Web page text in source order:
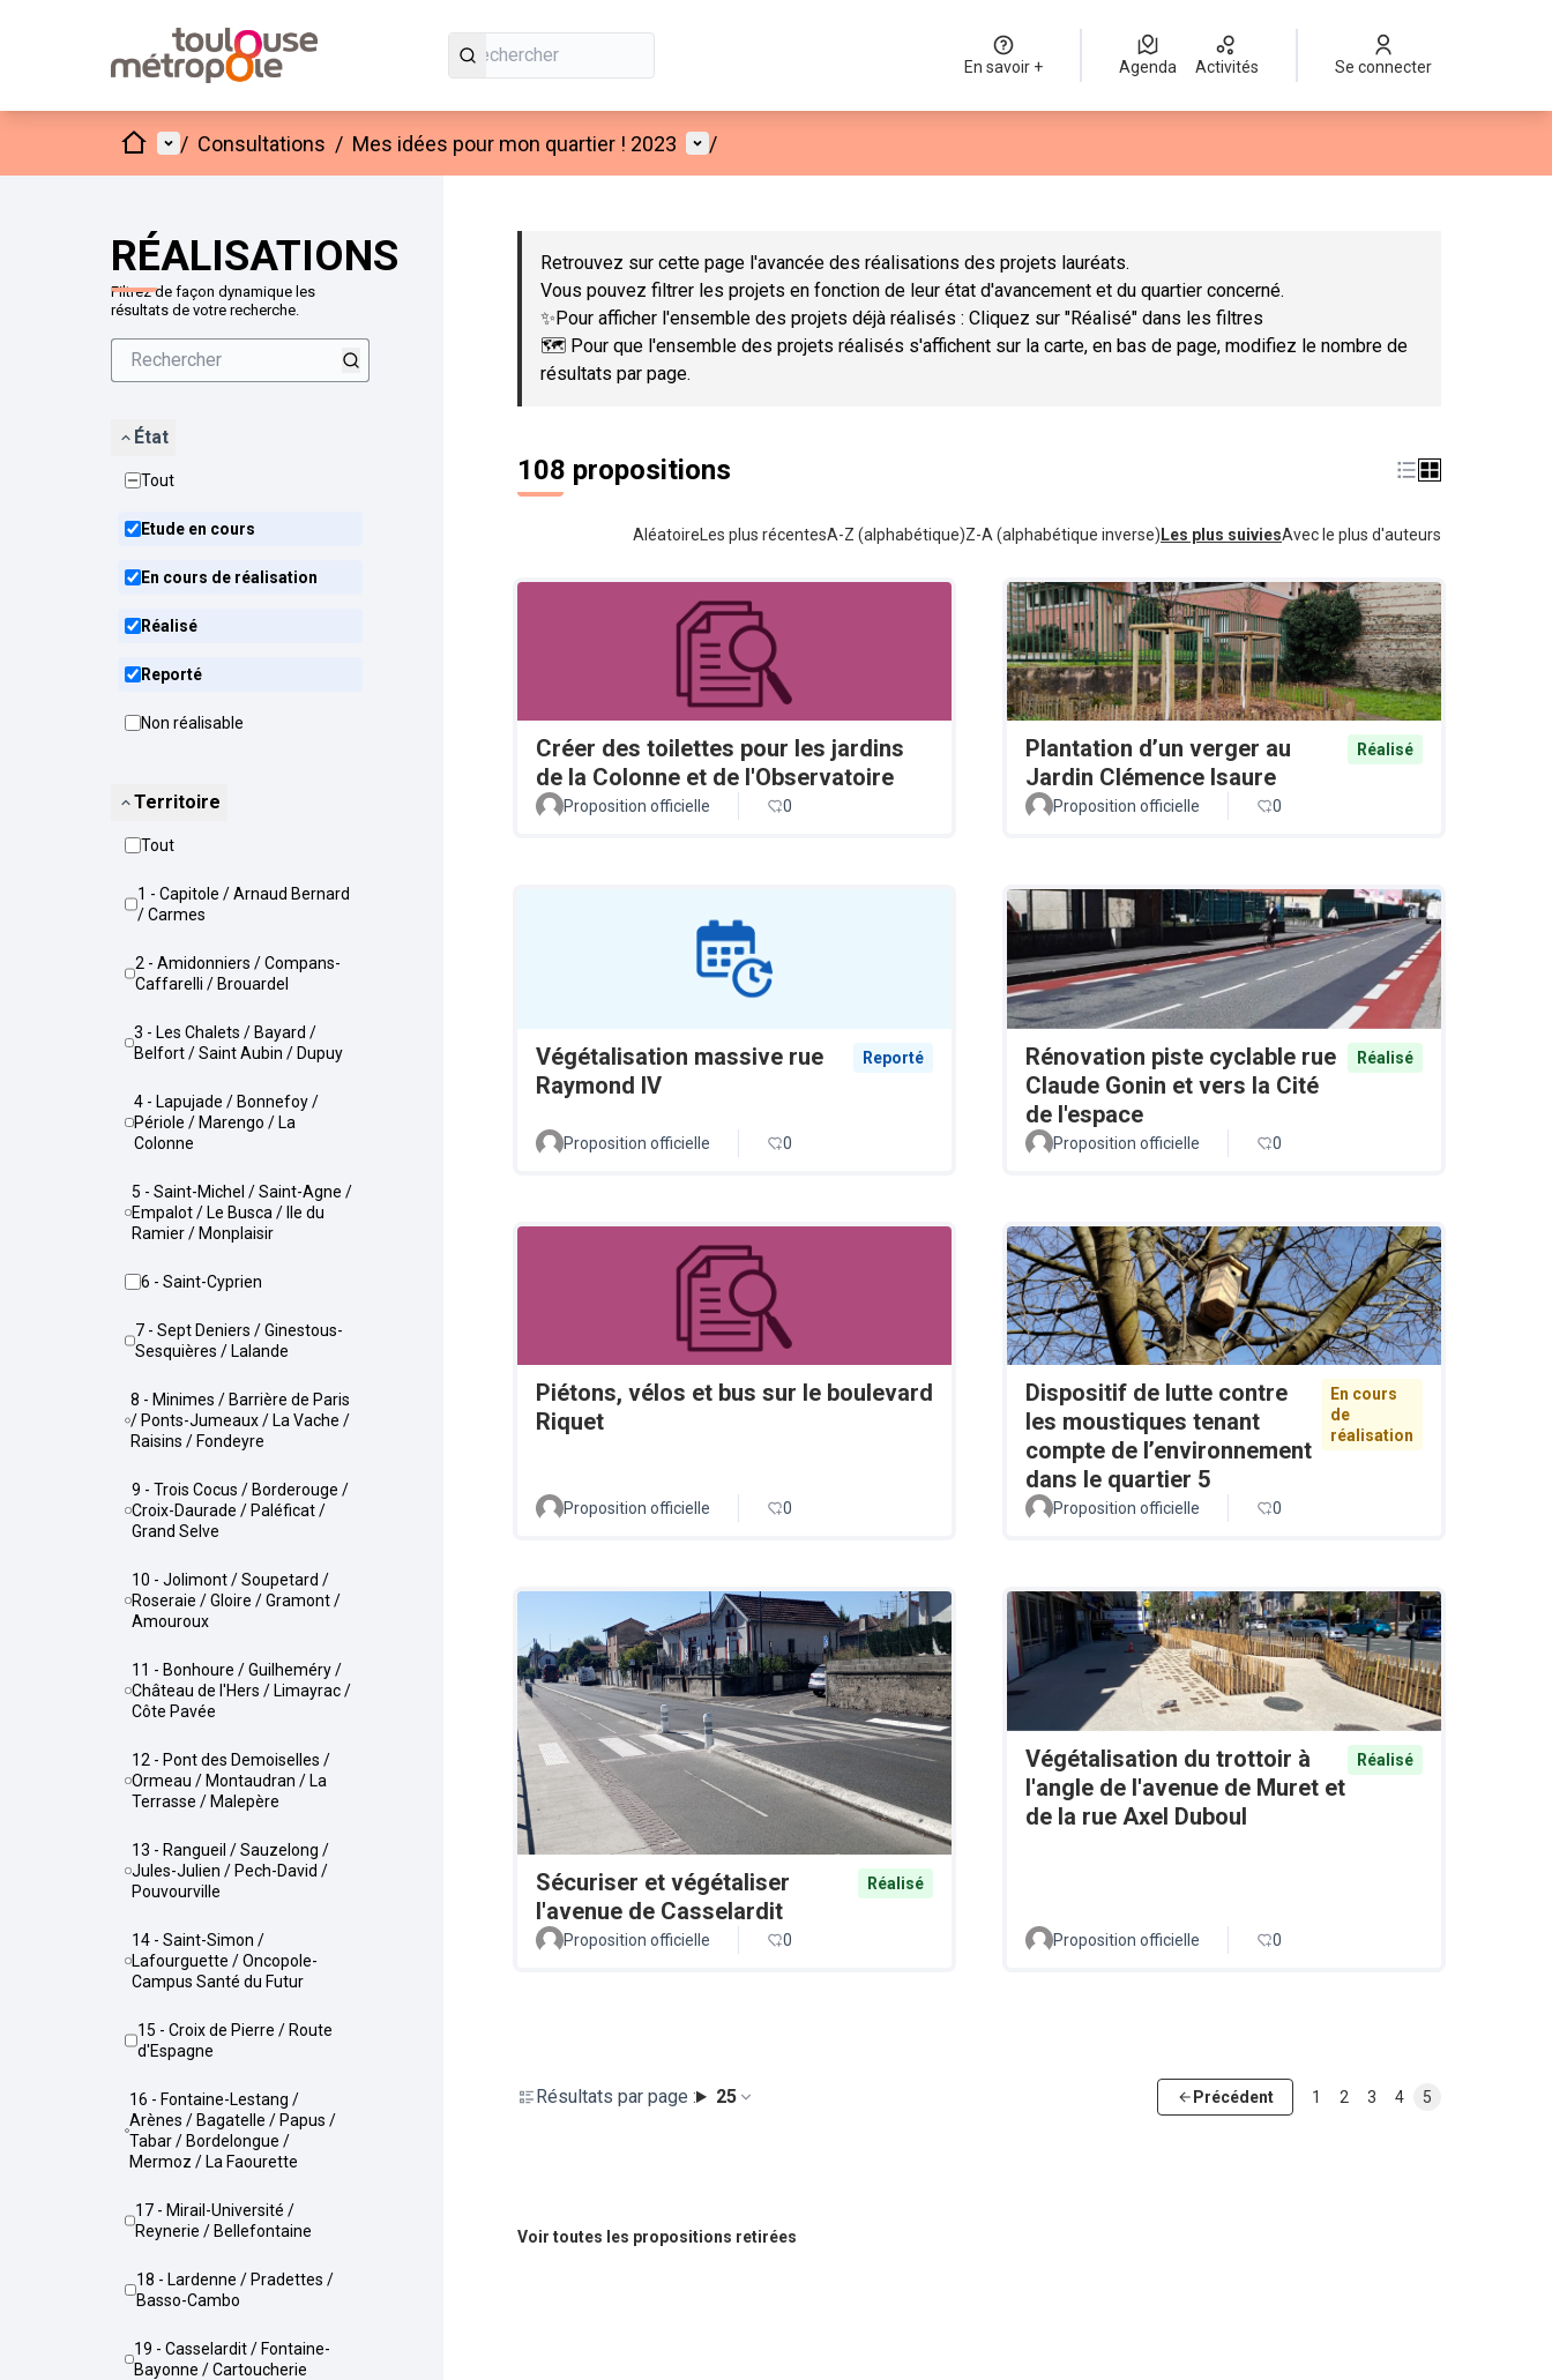
En savoir + Agenda Activités Se connecter
AccueilMenu principal
/ Consultations / Mes idées pour mon quartier ! 2023 Menu utilisateur
/
RÉALISATIONS
Filtrez de façon dynamique les
résultats de votre recherche.
État
Tout
Etude en cours
En cours de réalisation
Réalisé
Reporté
Non réalisable
Territoire
Tout
1 - Capitole / Arnaud Bernard
/ Carmes
2 - Amidonniers / Compans-
Caffarelli / Brouardel
3 - Les Chalets / Bayard /
Belfort / Saint Aubin / Dupuy
4 - Lapujade / Bonnefoy /
Périole / Marengo / La
Colonne
5 - Saint-Michel / Saint-Agne /
Empalot / Le Busca / Ile du
Ramier / Monplaisir
6 - Saint-Cyprien
7 - Sept Deniers / Ginestous-
Sesquières / Lalande
8 - Minimes / Barrière de Paris
/ Ponts-Jumeaux / La Vache /
Raisins / Fondeyre
9 - Trois Cocus / Borderouge /
Croix-Daurade / Paléficat /
Grand Selve
10 - Jolimont / Soupetard /
Roseraie / Gloire / Gramont /
Amouroux
11 - Bonhoure / Guilheméry /
Château de l'Hers / Limayrac /
Côte Pavée
12 - Pont des Demoiselles /
Ormeau / Montaudran / La
Terrasse / Malepère
13 - Rangueil / Sauzelong /
Jules-Julien / Pech-David /
Pouvourville
14 - Saint-Simon /
Lafourguette / Oncopole-
Campus Santé du Futur
15 - Croix de Pierre / Route
d'Espagne
16 - Fontaine-Lestang /
Arènes / Bagatelle / Papus /
Tabar / Bordelongue /
Mermoz / La Faourette
17 - Mirail-Université /
Reynerie / Bellefontaine
18 - Lardenne / Pradettes /
Basso-Cambo
19 - Casselardit / Fontaine-
Bayonne / Cartoucherie
Passer la carte
Retrouvez sur cette page l'avancée des réalisations des projets lauréats.
Vous pouvez filtrer les projets en fonction de leur état d'avancement et du quartier concerné.
✨Pour afficher l'ensemble des projets déjà réalisés : Cliquez sur "Réalisé" dans les filtres
🗺️ Pour que l'ensemble des projets réalisés s'affichent sur la carte, en bas de page, modifiez le nombre de
résultats par page.
108 propositions
Aléatoire Les plus récentesA-Z (alphabétique)Z-A (alphabétique inverse) Les plus suiviesAvec le plus d'auteurs
Créer des toilettes pour les jardins
de la Colonne et de l'Observatoire
Proposition officielle 0
Plantation d’un verger au
Jardin Clémence Isaure
Réalisé
Proposition officielle 0
Végétalisation massive rue
Raymond IV
Reporté
Proposition officielle 0
Rénovation piste cyclable rue
Claude Gonin et vers la Cité
de l'espace
Réalisé
Proposition officielle 0
Piétons, vélos et bus sur le boulevard
Riquet
Proposition officielle 0
Dispositif de lutte contre
les moustiques tenant
compte de l’environnement
dans le quartier 5
En cours
de
réalisation
Proposition officielle 0
Sécuriser et végétaliser
l'avenue de Casselardit
Réalisé
Proposition officielle 0
Végétalisation du trottoir à
l'angle de l'avenue de Muret et
de la rue Axel Duboul
Réalisé
Proposition officielle 0
Résultats par page : 25 Précédent 1 2 3 4 5
Voir toutes les propositions retirées